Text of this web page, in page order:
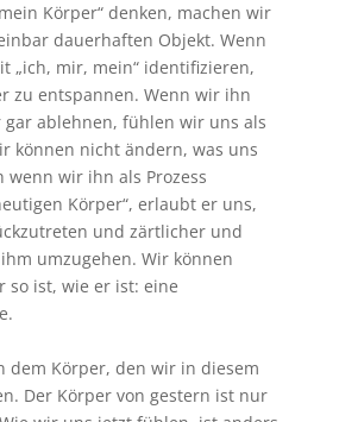
Körper“ denken, machen wir
dauerhaften Objekt. Wenn
„ich, mir, mein“ identifizieren,
zu entspannen. Wenn wir ihn
gar ablehnen, fühlen wir uns als
können nicht ändern, was uns
wenn wir ihn als Prozess
Körper“, erlaubt er uns,
und zärtlicher und
umzugehen. Wir können
so ist, wie er ist: eine
dem Körper, den wir in diesem
Der Körper von gestern ist nur